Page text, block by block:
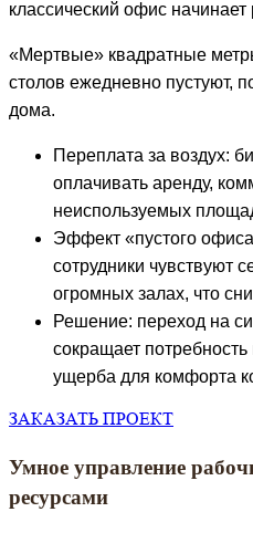
классический офис начинает
«Мертвые» квадратные
столов ежедневно пустуют,
дома.
Переплата за воздух:
оплачивать аренду,
неиспользуемых
Эффект «пустого
сотрудники чувствуют
огромных залах, что
Решение: переход на
сокращает
ущерба для комфорта
ЗАКАЗАТЬ ПРОЕКТ
Умное управление
ресурсами